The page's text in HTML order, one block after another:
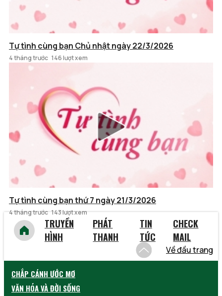
Tự tình cùng bạn Chủ nhật ngày 22/3/2026
4 tháng trước 146 lượt xem
Tự tình cùng bạn thứ 7 ngày 21/3/2026
4 tháng trước 143 lượt xem
TRUYỀN
HÌNH
PHÁT
THANH
TIN
TỨC
CHECK
MAIL
Về đầu trang
CHẮP CÁNH ƯỚC MƠ
VĂN HÓA VÀ ĐỜI SỐNG